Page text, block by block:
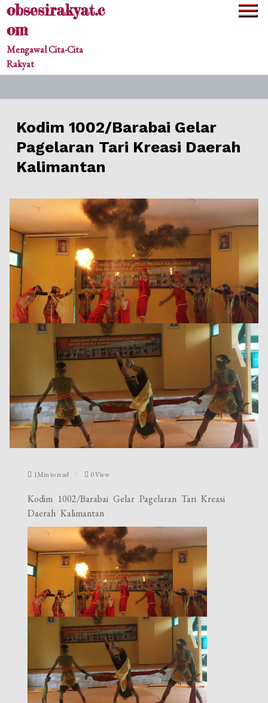
Skipobsesirakyat.c
om
Mengawal Cita-Cita
Rakyat
Kodim 1002/Barabai Gelar
Pagelaran Tari Kreasi Daerah
Kalimantan
1Min to read 0 View
Kodim 1002/Barabai Gelar Pagelaran Tari Kreasi
Daerah Kalimantan